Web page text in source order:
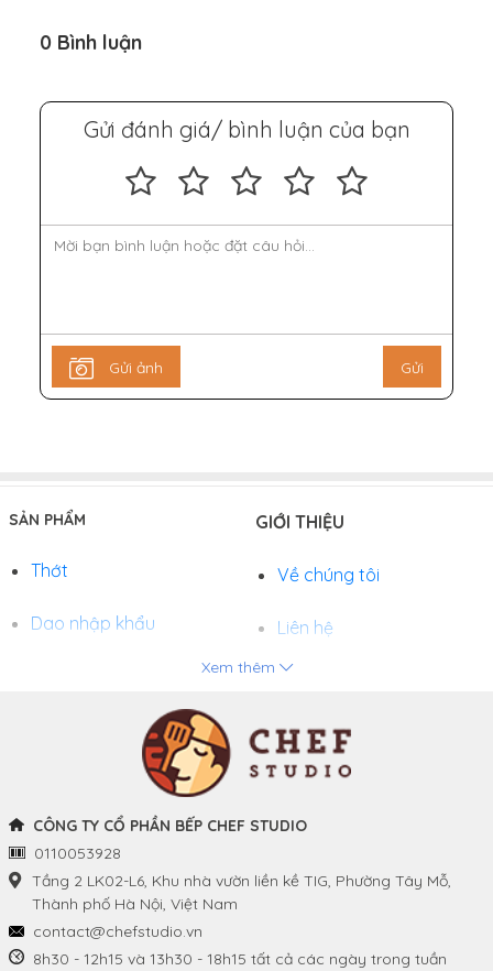
0 Bình luận
Gửi đánh giá/ bình luận của bạn
Gửi ảnh Gửi
SẢN PHẨM
Thớt
Dao nhập khẩu
Khay và Bếp nướng
GIỚI THIỆU
Về chúng tôi
Liên hệ
Tuyển dụng
THÔNG TIN
Chính sách và quy định
chung
THEO DÕI CHÚNG TÔI
Xem thêm
CÔNG TY CỔ PHẦN BẾP CHEF STUDIO
0110053928
Tầng 2 LK02-L6, Khu nhà vườn liền kề TIG, Phường Tây Mỗ,
Thành phố Hà Nội, Việt Nam
contact@chefstudio.vn
8h30 - 12h15 và 13h30 - 18h15 tất cả các ngày trong tuần